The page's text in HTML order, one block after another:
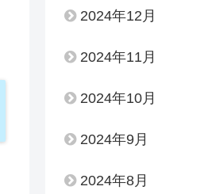
2024年12月
2024年11月
2024年10月
2024年9月
2024年8月